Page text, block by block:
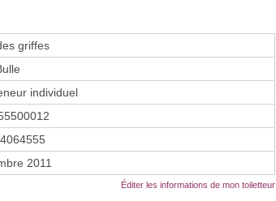
griffes
individuel
2011
Éditer les informations de mon toiletteur